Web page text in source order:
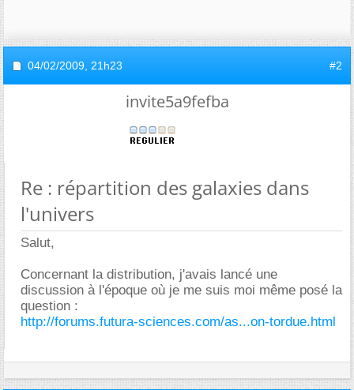
04/02/2009, 21h23 #2
invite5a9fefba
Re : répartition des galaxies dans
l'univers
Salut,
Concernant la distribution, j'avais lancé une
discussion à l'époque où je me suis moi même posé la
question :
http://forums.futura-sciences.com/as...on-tordue.html